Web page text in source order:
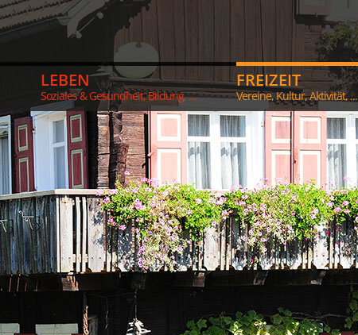
LEBEN
Soziales & Gesundheit, Bildung, ...
FREIZEIT
Vereine, Kultur, Aktivität, ...